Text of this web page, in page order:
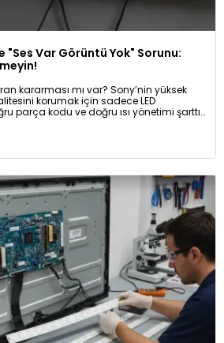
"Ses Var Görüntü Yok" Sorunu:
kararması mı var? Sony’nin yüksek
korumak için sadece LED
parça kodu ve doğru ısı yönetimi şarttır.
ürettiğimiz alüminyum tabanlı LED bar
panel tamiri yöntemlerimizi keşfedin.